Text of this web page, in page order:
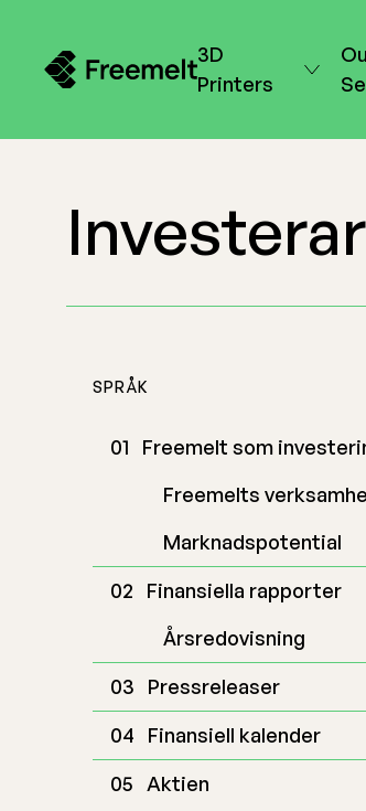
3D
Printers
SPRÅK
Freemelt som
Freemelts
Marknadspotential
Finansiella rapporter
Årsredovisning
Pressreleaser
Finansiell kalender
Aktien